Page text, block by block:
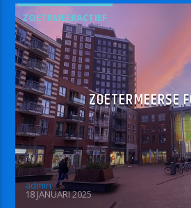
ZOETRMEERACTIEF
ZOETERMEERSE
admin
18 JANUARI 2025